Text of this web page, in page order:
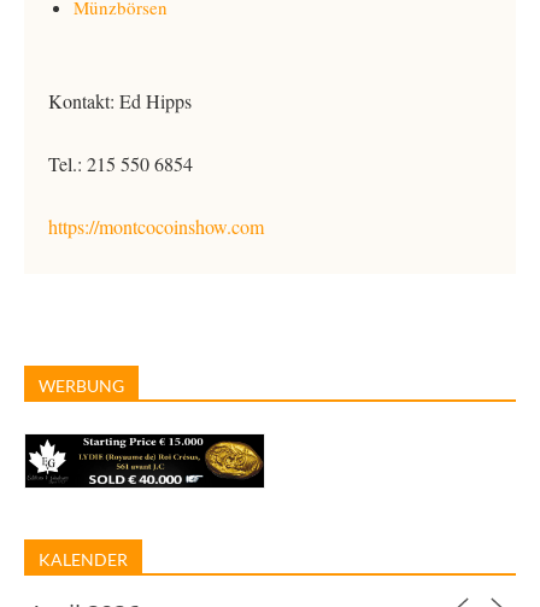
Münzbörsen
Kontakt: Ed Hipps
Tel.: 215 550 6854
https://montcocoinshow.com
WERBUNG
KALENDER